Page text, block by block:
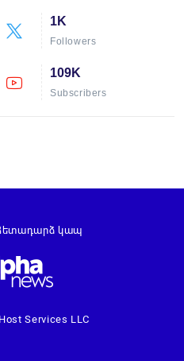
1K
Followers
109K
Subscribers
Services LLC
կապ